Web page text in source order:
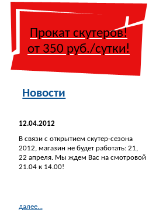
Прокат скутеров!
от 350 руб./сутки!
Новости
12.04.2012
В связи с открытием скутер-сезона
2012, магазин не будет работать: 21,
22 апреля. Мы ждем Вас на смотровой
21.04 к 14.00!
далее...